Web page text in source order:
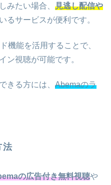
みたい場合、 見逃し配信や
るサービスが便利です。
機能を活用することで、
ン視聴が可能です。
きる方には、 Abemaのラ
法
の広告付き無料視聴や